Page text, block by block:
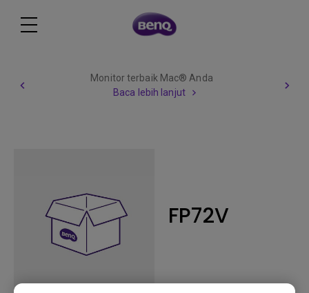
Monitor terbaik Mac® Anda
Baca lebih lanjut
FP72V